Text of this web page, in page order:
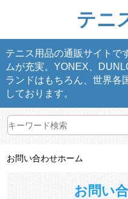
テニ
テニス用品の通販サイトで
ムが充実。YONEX、
ランドはもちろん、世界各
しております。
お問い合わせホーム
お問い